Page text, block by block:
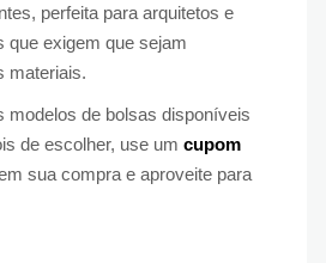
perfeita para arquitetos e
que exigem que sejam
materiais.
modelos de bolsas disponíveis
de escolher, use um cupom
sua compra e aproveite para